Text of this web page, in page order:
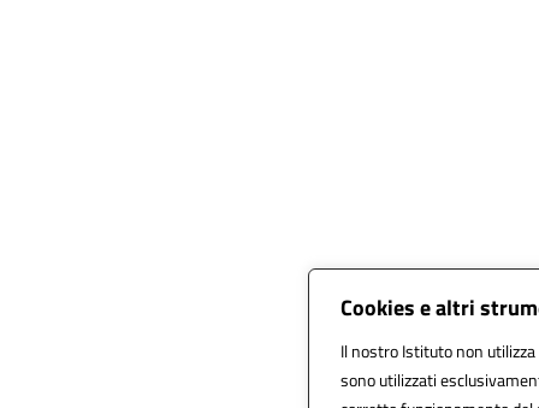
Cookies e altri
Il nostro Istituto non
sono utilizzati